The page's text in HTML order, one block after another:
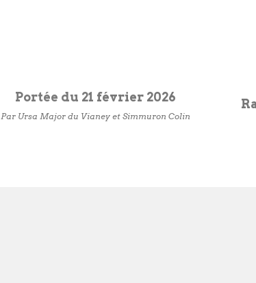
Portée du 21 février 2026
Par Ursa Major du Vianey et Simmuron Colin